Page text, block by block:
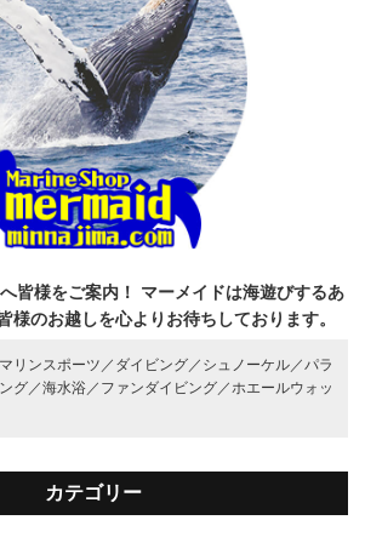
皆様をご案内！
マーメイドは海遊びするあ
様のお越しを心よりお待ちしております。
リンスポーツ／ ダイビング／ シュノーケル／パラ
グ／海水浴／ ファンダイビング／ホエールウォッ
カテゴリー